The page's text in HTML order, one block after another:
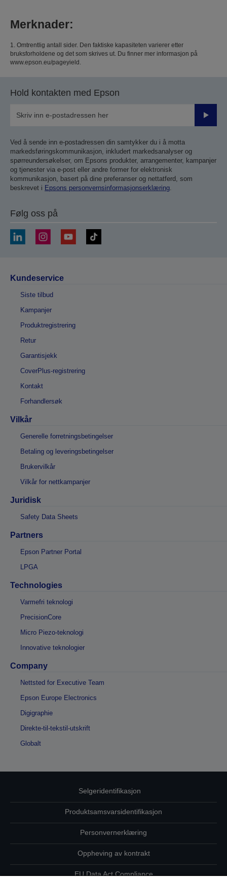
Merknader:
1. Omtrentlig antall sider. Den faktiske kapasiteten varierer etter
bruksforholdene og det som skrives ut. Du finner mer informasjon på
www.epson.eu/pageyield.
Hold kontakten med Epson
Send
Ved å sende inn e-postadressen din samtykker du i å motta
markedsføringskommunikasjon, inkludert markedsanalyser og
spørreundersøkelser, om Epsons produkter, arrangementer, kampanjer
og tjenester via e-post eller andre former for elektronisk
kommunikasjon, basert på dine preferanser og nettatferd, som
beskrevet i Epsons personvernsinformasjonserklæring
Følg oss på
Kundeservice
Siste tilbud
Kampanjer
Produktregistrering
Retur
Garantisjekk
CoverPlus-registrering
Kontakt
Forhandlersøk
Vilkår
Generelle forretningsbetingelser
Betaling og leveringsbetingelser
Brukervilkår
Vilkår for nettkampanjer
Juridisk
Safety Data Sheets
Partners
Epson Partner Portal
LPGA
Technologies
Varmefri teknologi
PrecisionCore
Micro Piezo-teknologi
Innovative teknologier
Company
Nettsted for Executive Team
Epson Europe Electronics
Digigraphie
Direkte-til-tekstil-utskrift
Globalt
Selgeridentifikasjon
Produktsamsvarsidentifikasjon
Personvernerklæring
Oppheving av kontrakt
EU Data Act Compliance